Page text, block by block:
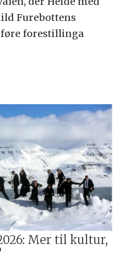
Furebottens
forestillinga
Mer til kultur,